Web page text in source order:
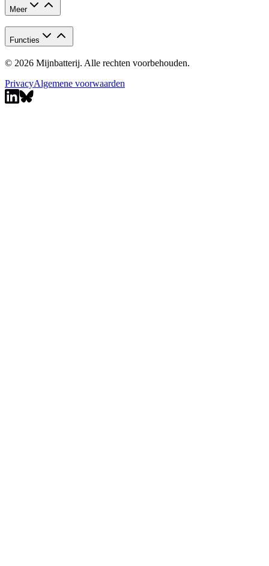
Meer
Functies
© 2026 Mijnbatterij. Alle rechten voorbehouden.
PrivacyAlgemene voorwaarden